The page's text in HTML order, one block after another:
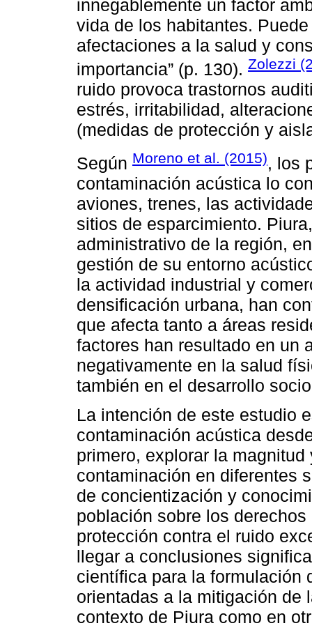
innegablemente un factor
vida de los habitantes.
afectaciones a la salud y
importancia” (p. 130). Zolezzi
ruido provoca trastornos
estrés, irritabilidad,
(medidas de protección y
Según Moreno et al. (2015), los
contaminación acústica lo
aviones, trenes, las
sitios de esparcimiento.
administrativo de la región,
gestión de su entorno
la actividad industrial y
densificación urbana, han
que afecta tanto a áreas
factores han resultado en un
negativamente en la salud
también en el desarrollo
La intención de este estudio
contaminación acústica
primero, explorar la
contaminación en diferentes
de concientización y
población sobre los
protección contra el ruido
llegar a conclusiones
científica para la formulación
orientadas a la mitigación de
contexto de Piura como en